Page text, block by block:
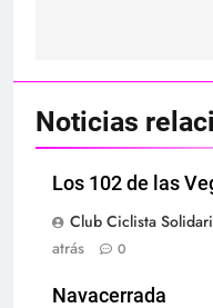
Noticias
Los 102 de las
Club Ciclista
atrás
0
Navacerrada